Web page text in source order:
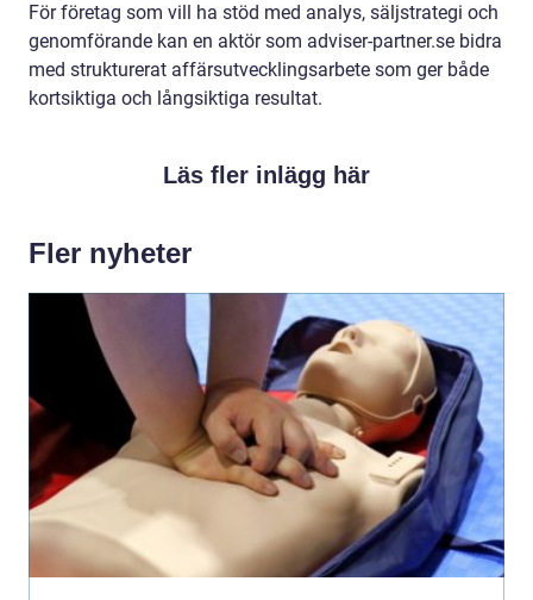
För företag som vill ha stöd med analys, säljstrategi och
genomförande kan en aktör som adviser-partner.se bidra
med strukturerat affärsutvecklingsarbete som ger både
kortsiktiga och långsiktiga resultat.
Läs fler inlägg här
Fler nyheter